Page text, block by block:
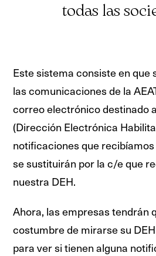
todas las
Este sistema consiste en que
las comunicaciones de la
correo electrónico destinado
(Dirección Electrónica
notificaciones que
se sustituirán por la c/e que
nuestra DEH.
Ahora, las empresas tendrán
costumbre de mirarse su
para ver si tienen alguna